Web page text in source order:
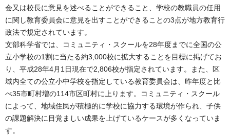
会又は校長に意見を述べることができること、学校の教職員の任用
に関し教育委員会に意見を出すことができることの3点が地方教育行
政法で規定されています。
文部科学省では、コミュニティ・スクールを28年度までに全国の公
立小学校の1割に当たる約3,000校に拡大することを目標に掲げてお
り、平成28年4月1日現在で2,806校が指定されています。また、区
域内全ての公立小中学校を指定している教育委員会は、昨年度と比
べ35市町村増の114市区町村に上ります。コミュニティ・スクール
によって、地域住民が積極的に学校に協力する環境が作られ、子供
の課題解決に目覚ましい成果を上げているケースが多くなっていま
す。